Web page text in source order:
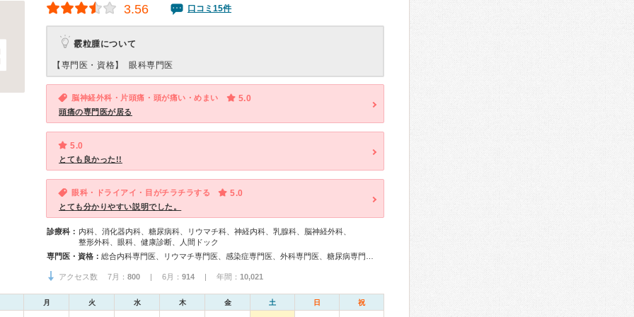
3.56 口コミ15件
霰粒腫について
【専門医・資格】 眼科専門医
脳神経外科・片頭痛・頭が痛い・めまい 5.0
頭痛の専門医が居る
5.0
とても良かった!!
眼科・ドライアイ・目がチラチラする 5.0
とても分かりやすい説明でした。
診療科： 内科、消化器内科、糖尿病科、リウマチ科、神経内科、乳腺科、脳神経外科、
整形外科、眼科、健康診断、人間ドック
専門医・資格：
アクセス数 7月： 800 | 6月： 914 | 年間： 10,021
月 火 水 木 金 土 日 祝